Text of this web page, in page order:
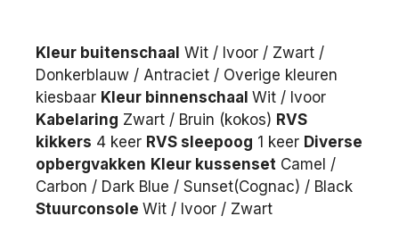
Kleur buitenschaal Wit / Ivoor / Zwart /
Donkerblauw / Antraciet / Overige kleuren
kiesbaar Kleur binnenschaal Wit / Ivoor
Kabelaring Zwart / Bruin (kokos) RVS
kikkers 4 keer RVS sleepoog 1 keer Diverse
opbergvakken Kleur kussenset Camel /
Carbon / Dark Blue / Sunset(Cognac) / Black
Stuurconsole Wit / Ivoor / Zwart